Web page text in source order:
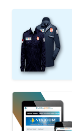
PRIANGAN
TIMUR
SUKABUMI
Informasi